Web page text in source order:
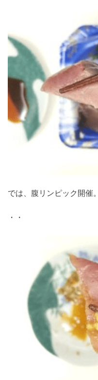
では、腹リンピック開催
・・